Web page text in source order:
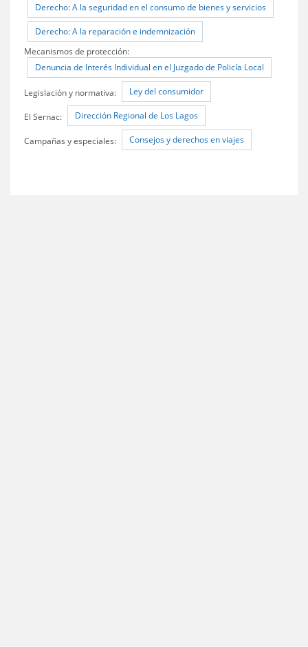
Derecho: A la seguridad en el consumo de bienes y servicios
Derecho: A la reparación e indemnización
Mecanismos de protección:
Denuncia de Interés Individual en el Juzgado de Policía Local
Legislación y normativa: Ley del consumidor
El Sernac: Dirección Regional de Los Lagos
Campañas y especiales: Consejos y derechos en viajes